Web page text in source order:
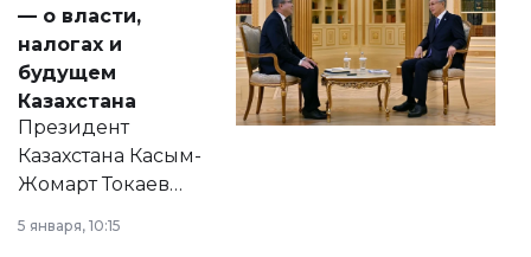
— о власти,
налогах и
будущем
Казахстана
Президент
Казахстана Касым-
Жомарт Токаев
сразу несколько
5 января, 10:15